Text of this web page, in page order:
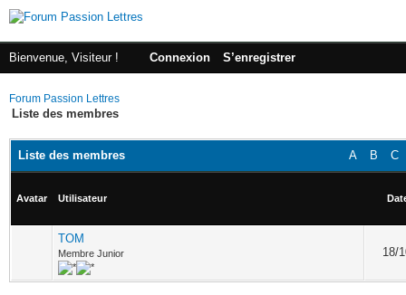
Bienvenue, Visiteur ! Connexion S’enregistrer
Forum Passion Lettres
Liste des membres
A B C
Liste des membres
Avatar Utilisateur
TOM
Membre Junior 18/